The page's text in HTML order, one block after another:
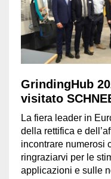
GrindingHub
visitato
La fiera leader in
della rettifica e
incontrare numerosi
ringraziarvi per le
applicazioni e sulle